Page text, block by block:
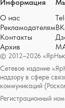
© 2012–2026
Сетевое издание
надзору в сфере
коммуникаций
Регистрационный
Информация
О нас
Рекламодателям
Контакты
Архив